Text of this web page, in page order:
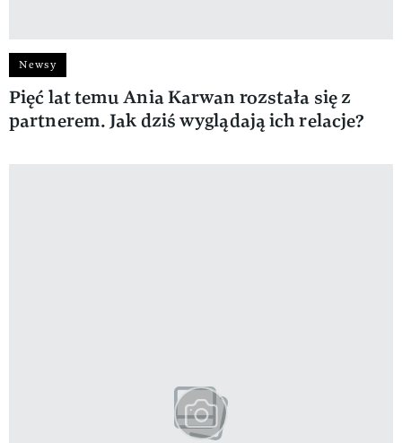
Newsy
Pięć lat temu Ania Karwan rozstała się z
partnerem. Jak dziś wyglądają ich relacje?